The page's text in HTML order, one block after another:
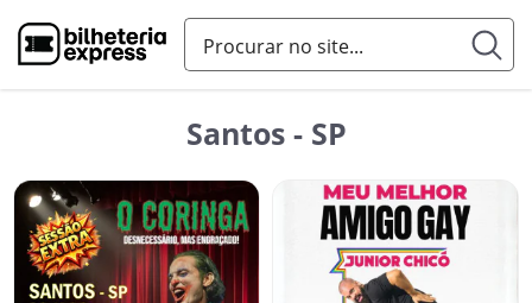
Santos - SP